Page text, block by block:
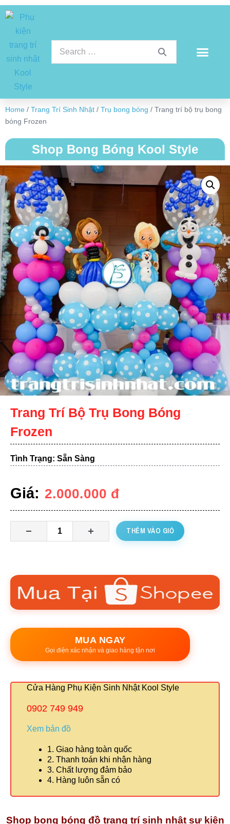
Home / Trang Trí Sinh Nhật / Trụ bong bóng / Trang trí bộ trụ bong
bóng Frozen
Shop Bong Bóng Kool Style
Trang Trí Bộ Trụ Bong Bóng
Frozen
Tình Trạng: Sẵn Sàng
Giá: 2.000.000 đ
THÊM VÀO GIỎ
MUA NGAY
Gọi điện xác nhận và giao hàng tận nơi
Cửa Hàng Phụ Kiện Sinh Nhật Kool Style
0902 749 949
Xem bản đồ
1. Giao hàng toàn quốc
2. Thanh toán khi nhận hàng
3. Chất lượng đảm bảo
4. Hàng luôn sẵn có
Shop bong bóng đồ trang trí sinh nhật sự kiện